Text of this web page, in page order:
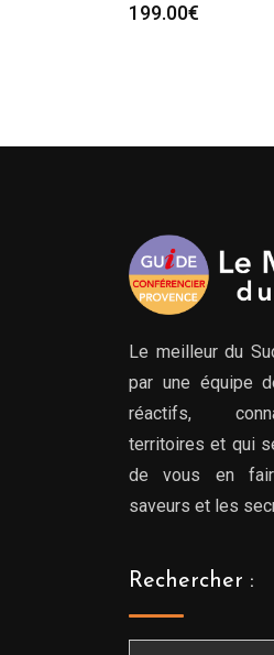
199.00€
Le meilleur du
par une équipe
réactifs,
territoires et qui
de vous en
saveurs et les
Rechercher :